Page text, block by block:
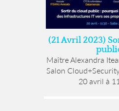
(21 Avril 2023)
Maître Alexandra
Salon
20 avril à